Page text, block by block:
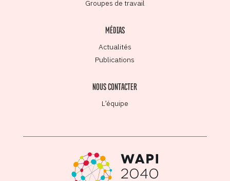
Groupes de travail
MÉDIAS
Actualités
Publications
NOUS CONTACTER
L’équipe